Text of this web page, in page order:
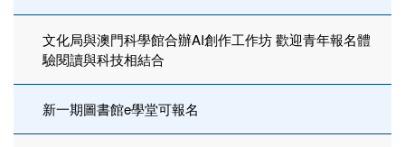
文化局與澳門科學館合辦AI創作工作坊 歡迎青年報名體
驗閱讀與科技相結合
新一期圖書館e學堂可報名